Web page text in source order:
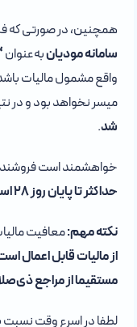
همچنین، در صورتی که
سامانه مودیانبه‌عنوان
واقع مشمول مالیات
میسر نخواهد بود و در
شد.
خواهشمند است
حداکثر تا پایان روز ۲۸ اسفند
نکته مهم:معافیت
از مالیات قابل اعمال
مستقیما از مراجع
لطفا در اسرع وقت نسبت